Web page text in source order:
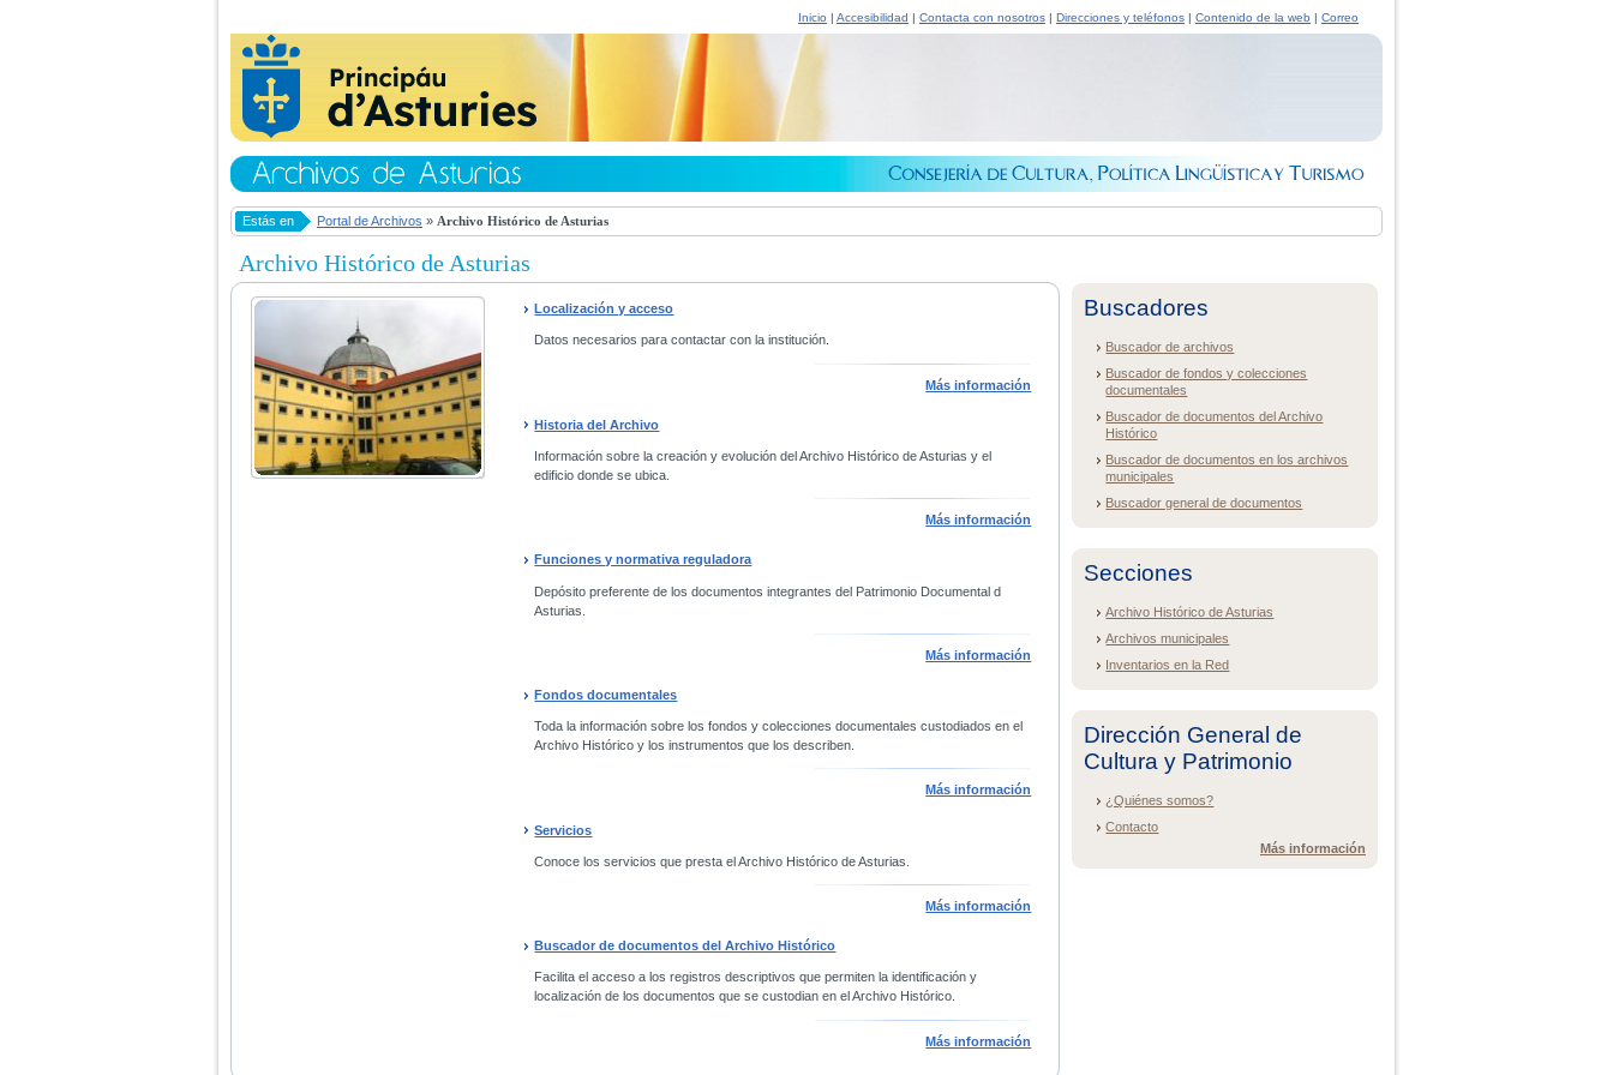
Inicio | Accesibilidad | Contacta con nosotros | Direcciones y teléfonos | Contenido de la web | Correo
Estás en Portal de Archivos » Archivo Histórico de Asturias
Archivo Histórico de Asturias
Localización y acceso
Datos necesarios para contactar con la institución.
Más información
Historia del Archivo
Información sobre la creación y evolución del Archivo Histórico de Asturias y el
edificio donde se ubica.
Más información
Funciones y normativa reguladora
Depósito preferente de los documentos integrantes del Patrimonio Documental d
Asturias.
Más información
Fondos documentales
Toda la información sobre los fondos y colecciones documentales custodiados en el
Archivo Histórico y los instrumentos que los describen.
Más información
Servicios
Conoce los servicios que presta el Archivo Histórico de Asturias.
Más información
Buscador de documentos del Archivo Histórico
Facilita el acceso a los registros descriptivos que permiten la identificación y
localización de los documentos que se custodian en el Archivo Histórico.
Más información
Buscadores
Buscador de archivos
Buscador de fondos y colecciones
documentales
Buscador de documentos del Archivo
Histórico
Buscador de documentos en los archivos
municipales
Buscador general de documentos
Secciones
Archivo Histórico de Asturias
Archivos municipales
Inventarios en la Red
Dirección General de
Cultura y Patrimonio
¿Quiénes somos?
Contacto
Más información